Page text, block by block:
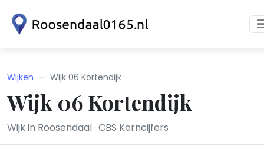
Wijken Wijk 06 Kortendijk
Wijk 06 Kortendijk
Wijk in Roosendaal · CBS Kerncijfers